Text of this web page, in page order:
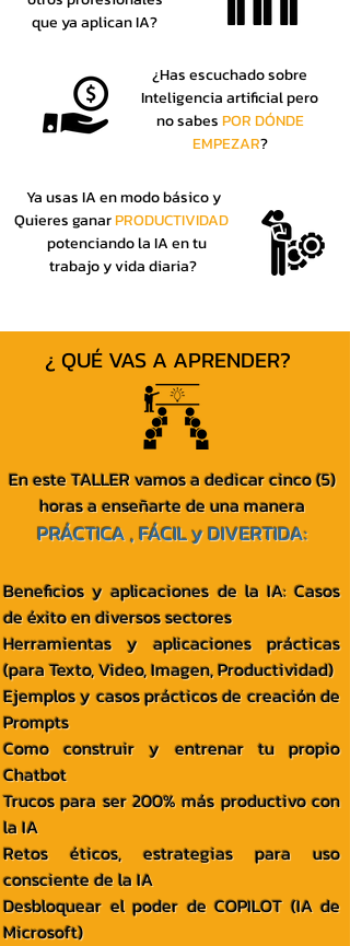
que ya aplican IA?
¿Has escuchado sobre
Inteligencia artificial pero
no sabesPOR DÓNDE
EMPEZAR?
Ya usas IA en modo básico y
Quieres ganarPRODUCTIVIDAD
potenciando la IA en tu
trabajo y vida diaria?
¿ QUÉ VAS A APRENDER?
En este TALLER vamos a dedicar cinco (5)
horas a enseñarte de una manera
PRÁCTICA , FÁCIL y DIVERTIDA:
Beneficios y aplicaciones de la IA: Casos
de éxito en diversos sectores
Herramientas y aplicaciones prácticas
(para Texto, Video, Imagen, Productividad)
Ejemplos y casos prácticos de creación de
Prompts
Como construir y entrenar tu propio
Chatbot
Trucos para ser 200% más productivo con
la IA
Retos éticos, estrategias para uso
consciente de la IA
Desbloquear el poder de COPILOT (IA de
Microsoft)